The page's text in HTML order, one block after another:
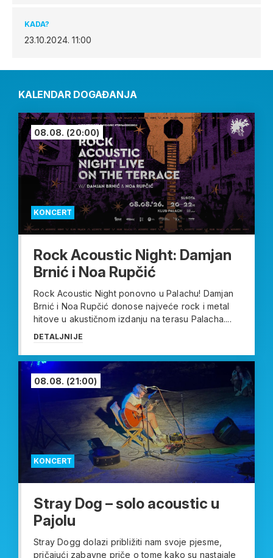
KADA?
23.10.2024.11:00
KALENDAR DOGAĐANJA
KONCERT
08.08. (20:00)
Rock Acoustic Night: Damjan
Brnić i Noa Rupčić
Rock Acoustic Night ponovno u Palachu! Damjan
Brnić i Noa Rupčić donose najveće rock i metal
hitove u akustičnom izdanju na terasu Palacha....
DETALJNIJE
KONCERT
08.08. (21:00)
Stray Dog – solo acoustic u
Pajolu
Stray Dogg dolazi približiti nam svoje pjesme,
pričajući zabavne priče o tome kako su nastajale